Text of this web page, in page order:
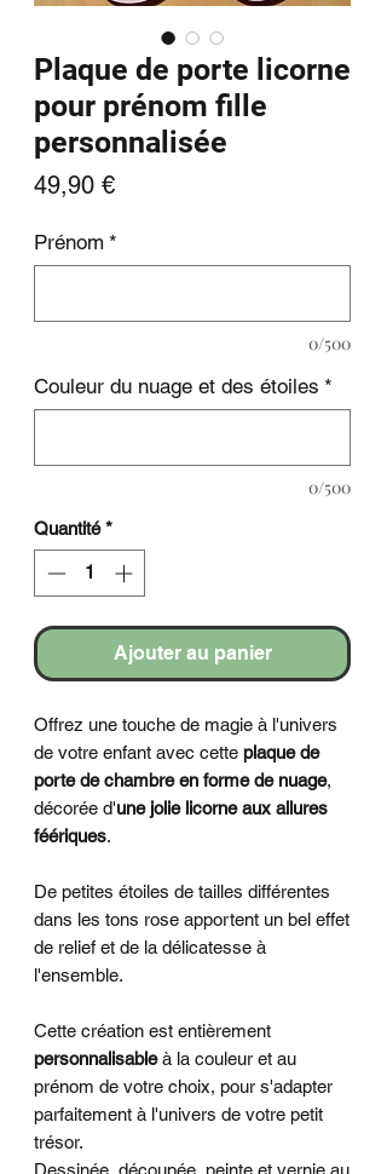
Plaque de porte licorne
pour prénom fille
personnalisée
49,90 €Prix
Prénom *
0/500
Couleur du nuage et des étoiles *
0/500
Quantité *
Ajouter au panier
Offrez une touche de magie à l'univers
de votre enfant avec cette plaque de
porte de chambre en forme de nuage,
décorée d'une jolie licorne aux allures
féériques.
De petites étoiles de tailles différentes
dans les tons rose apportent un bel effet
de relief et de la délicatesse à
l'ensemble.
Cette création est entièrement
personnalisableà la couleur et au
prénom de votre choix, pour s'adapter
parfaitement à l'univers de votre petit
trésor.
Dessinée, découpée, peinte et vernie au